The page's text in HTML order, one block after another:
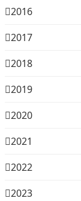
2016
2017
2018
2019
2020
2021
2022
2023